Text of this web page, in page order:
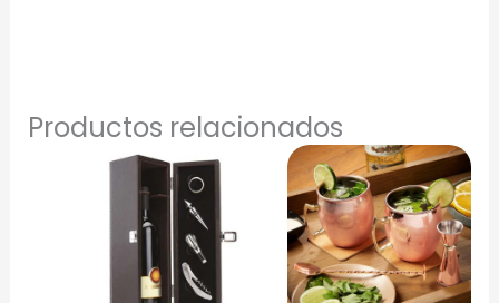
Productos relacionados